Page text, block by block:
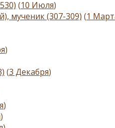
(10 Июля)
мученик (307-309) (1
)
(3 Декабря)
)
)